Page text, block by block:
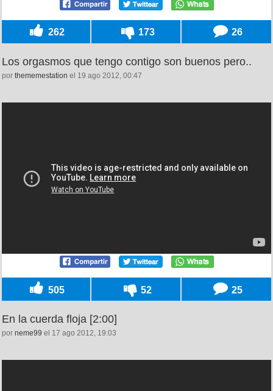
262 173 26
Los orgasmos que tengo contigo son buenos pero..
por thememestation el 19 ago 2012, 00:47
505 52 25
En la cuerda floja [2:00]
por neme99 el 17 ago 2012, 19:03